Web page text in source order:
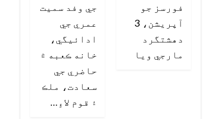
فورسز جو
آپريشن، 3
دهشتگرد
مارجي ويا
جي وفد سميت
عمري جي
ادائيگي،
خانه ڪعبه ۾
حاضري جي
سعادت، ملڪ
۽ قوم لاءِ…